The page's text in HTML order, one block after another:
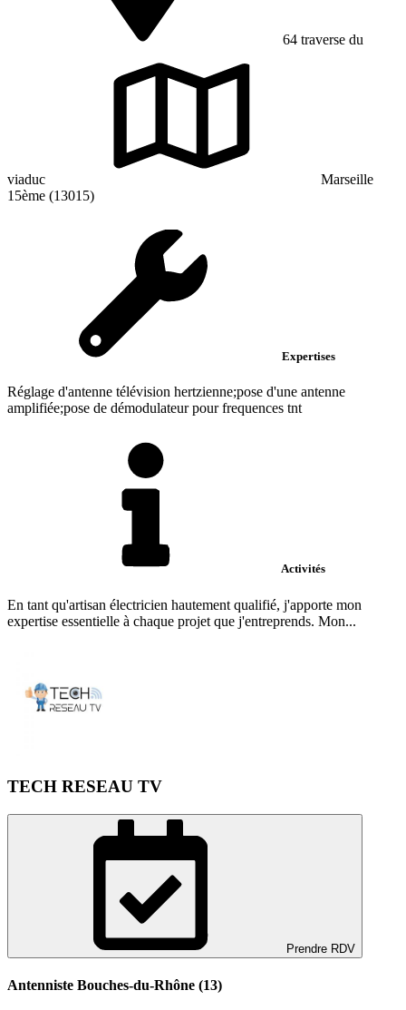
64 traverse du
viaduc
Marseille
15ème (13015)
Expertises
Réglage d'antenne télévision hertzienne;pose d'une antenne
amplifiée;pose de démodulateur pour frequences tnt
Activités
En tant qu'artisan électricien hautement qualifié, j'apporte mon
expertise essentielle à chaque projet que j'entreprends. Mon...
TECH RESEAU TV
Prendre RDV
Antenniste Bouches-du-Rhône (13)